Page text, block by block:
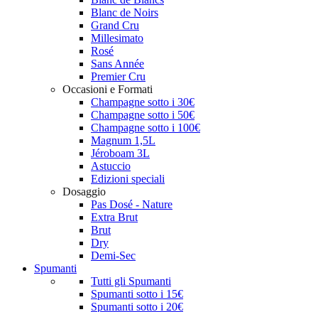
Blanc de Noirs
Grand Cru
Millesimato
Rosé
Sans Année
Premier Cru
Occasioni e Formati
Champagne sotto i 30€
Champagne sotto i 50€
Champagne sotto i 100€
Magnum 1,5L
Jéroboam 3L
Astuccio
Edizioni speciali
Dosaggio
Pas Dosé - Nature
Extra Brut
Brut
Dry
Demi-Sec
Spumanti
Tutti gli Spumanti
Spumanti sotto i 15€
Spumanti sotto i 20€